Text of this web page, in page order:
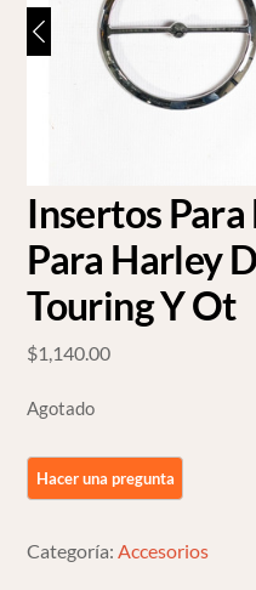
Insertos Para
Para Harley
Touring Y Ot
$1,140.00
Agotado
Categoría:Accesorios